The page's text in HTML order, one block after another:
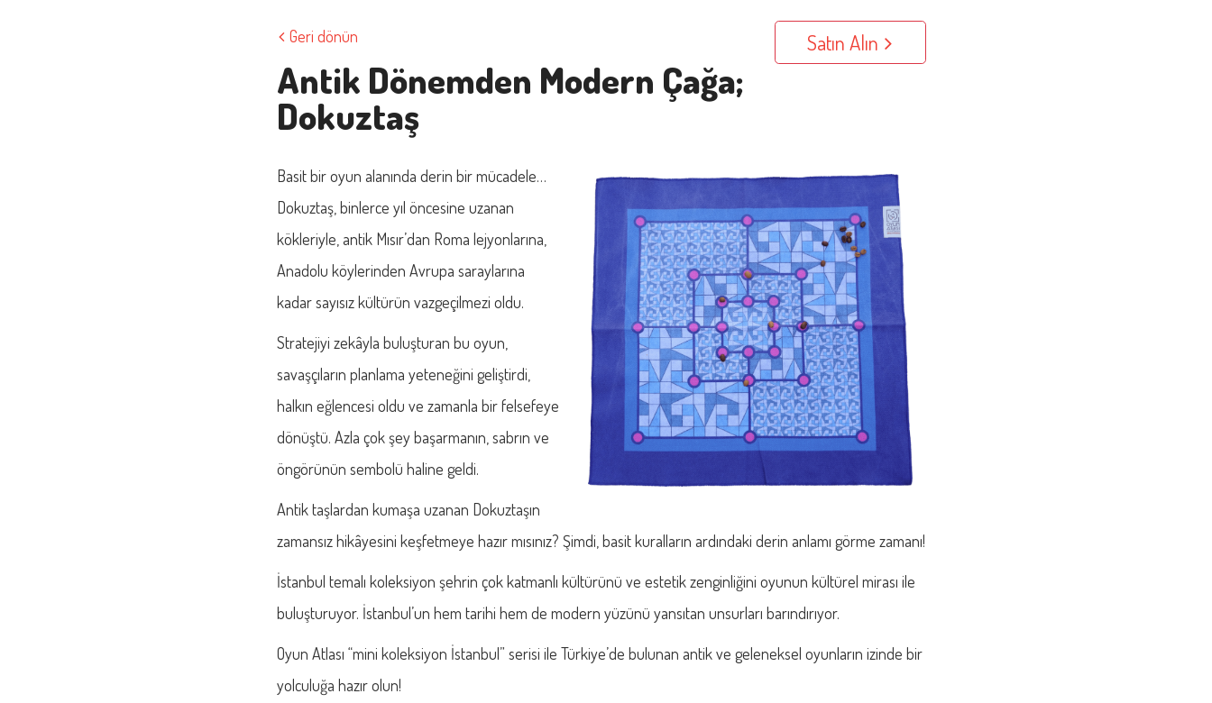
Geri dönün Satın Alın
Antik Dönemden Modern Çağa;
Dokuztaş
Basit bir oyun alanında derin bir mücadele…
Dokuztaş, binlerce yıl öncesine uzanan
kökleriyle, antik Mısır’dan Roma lejyonlarına,
Anadolu köylerinden Avrupa saraylarına
kadar sayısız kültürün vazgeçilmezi oldu.
Stratejiyi zekâyla buluşturan bu oyun,
savaşçıların planlama yeteneğini geliştirdi,
halkın eğlencesi oldu ve zamanla bir felsefeye
dönüştü. Azla çok şey başarmanın, sabrın ve
öngörünün sembolü haline geldi.
Antik taşlardan kumaşa uzanan Dokuztaşın
zamansız hikâyesini keşfetmeye hazır mısınız? Şimdi, basit kuralların ardındaki derin anlamı görme zamanı!
İstanbul temalı koleksiyon şehrin çok katmanlı kültürünü ve estetik zenginliğini oyunun kültürel mirası ile
buluşturuyor. İstanbul’un hem tarihi hem de modern yüzünü yansıtan unsurları barındırıyor.
Oyun Atlası “mini koleksiyon İstanbul” serisi ile Türkiye’de bulunan antik ve geleneksel oyunların izinde bir
yolculuğa hazır olun!